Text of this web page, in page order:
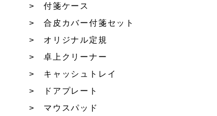
付箋ケース
合皮カバー付箋セット
オリジナル定規
卓上クリーナー
キャッシュトレイ
ドアプレート
マウスパッド